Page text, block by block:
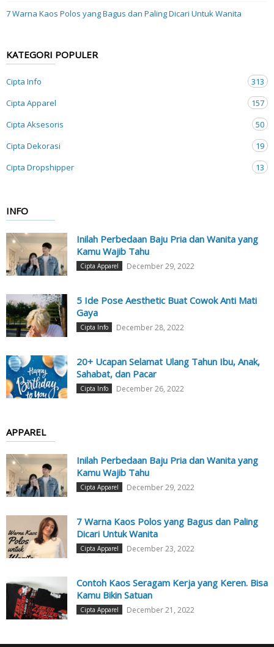
7 Warna Kaos Polos yang Bagus dan Paling Dicari Untuk Wanita
KATEGORI POPULER
Cipta Info
313
Cipta Apparel
157
Cipta Aksesoris
50
Cipta Dekorasi
19
Cipta Dropshipper
13
INFO
Inilah Perbedaan Baju Pria dan Wanita yang
Kamu Wajib Tahu
Cipta Apparel December 29, 2022
5 Ide Pose Aesthetic Buat Cowok Anti Mati
Gaya
Cipta Info December 28, 2022
20+ Ucapan Selamat Ulang Tahun Ibu, Anak,
Sahabat, dan Pacar
Cipta Info December 26, 2022
APPAREL
Inilah Perbedaan Baju Pria dan Wanita yang
Kamu Wajib Tahu
Cipta Apparel December 29, 2022
7 Warna Kaos Polos yang Bagus dan Paling
Dicari Untuk Wanita
Cipta Apparel December 23, 2022
Contoh Kaos Seragam Kerja yang Keren. Bisa
Kamu Bikin Satuan
Cipta Apparel December 21, 2022